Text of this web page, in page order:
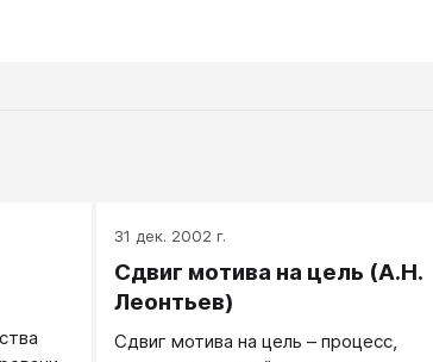
31 дек. 2002 г.
Сдвиг мотива на цель (А.Н.
Леонтьев)
Сдвиг мотива на цель – процесс,